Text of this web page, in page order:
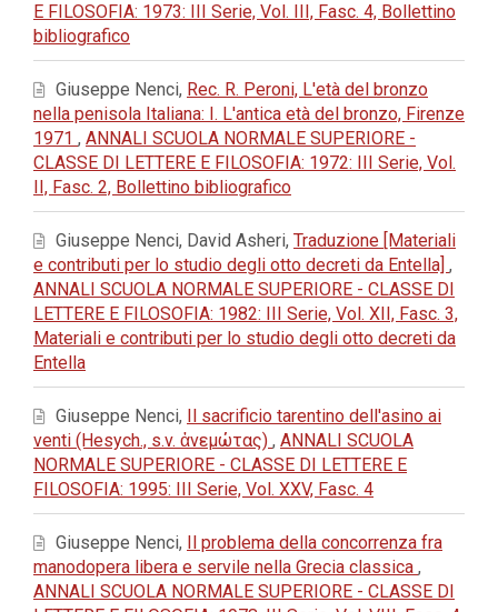
E FILOSOFIA: 1973: III Serie, Vol. III, Fasc. 4, Bollettino
bibliografico
Giuseppe Nenci, Rec. R. Peroni, L'età del bronzo
nella penisola Italiana: I. L'antica età del bronzo, Firenze
1971 , ANNALI SCUOLA NORMALE SUPERIORE -
CLASSE DI LETTERE E FILOSOFIA: 1972: III Serie, Vol.
II, Fasc. 2, Bollettino bibliografico
Giuseppe Nenci, David Asheri, Traduzione [Materiali
e contributi per lo studio degli otto decreti da Entella] ,
ANNALI SCUOLA NORMALE SUPERIORE - CLASSE DI
LETTERE E FILOSOFIA: 1982: III Serie, Vol. XII, Fasc. 3,
Materiali e contributi per lo studio degli otto decreti da
Entella
Giuseppe Nenci, Il sacrificio tarentino dell'asino ai
venti (Hesych., s.v. ἀνεμώτας) , ANNALI SCUOLA
NORMALE SUPERIORE - CLASSE DI LETTERE E
FILOSOFIA: 1995: III Serie, Vol. XXV, Fasc. 4
Giuseppe Nenci, Il problema della concorrenza fra
manodopera libera e servile nella Grecia classica ,
ANNALI SCUOLA NORMALE SUPERIORE - CLASSE DI